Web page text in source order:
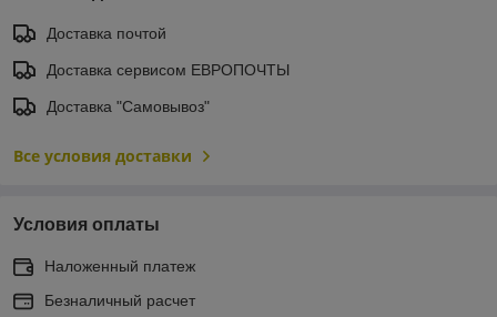
Доставка почтой
Доставка сервисом ЕВРОПОЧТЫ
Доставка "Самовывоз"
Все условия доставки
Условия оплаты
Наложенный платеж
Безналичный расчет